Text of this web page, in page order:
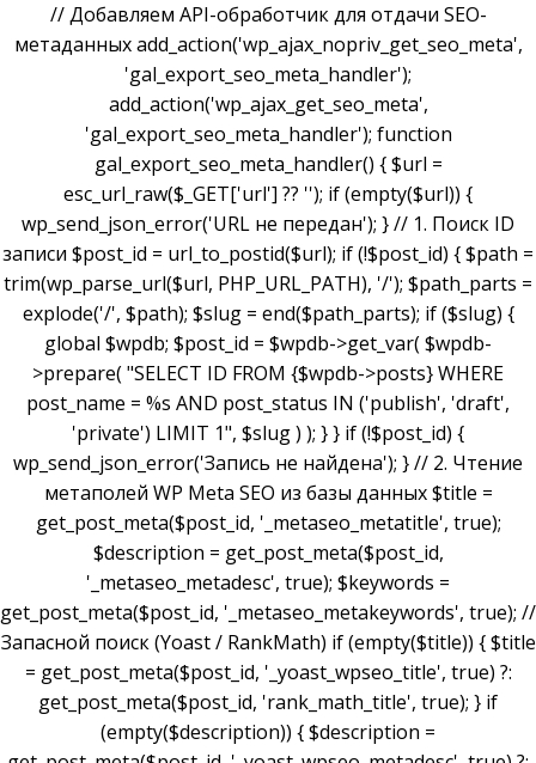
// Добавляем API-обработчик для отдачи SEO-
метаданных add_action('wp_ajax_nopriv_get_seo_meta',
'gal_export_seo_meta_handler');
add_action('wp_ajax_get_seo_meta',
'gal_export_seo_meta_handler'); function
gal_export_seo_meta_handler() { $url =
esc_url_raw($_GET['url'] ?? ''); if (empty($url)) {
wp_send_json_error('URL не передан'); } // 1. Поиск ID
записи $post_id = url_to_postid($url); if (!$post_id) { $path =
trim(wp_parse_url($url, PHP_URL_PATH), '/'); $path_parts =
explode('/', $path); $slug = end($path_parts); if ($slug) {
global $wpdb; $post_id = $wpdb->get_var( $wpdb-
>prepare( "SELECT ID FROM {$wpdb->posts} WHERE
post_name = %s AND post_status IN ('publish', 'draft',
'private') LIMIT 1", $slug ) ); } } if (!$post_id) {
wp_send_json_error('Запись не найдена'); } // 2. Чтение
метаполей WP Meta SEO из базы данных $title =
get_post_meta($post_id, '_metaseo_metatitle', true);
$description = get_post_meta($post_id,
'_metaseo_metadesc', true); $keywords =
get_post_meta($post_id, '_metaseo_metakeywords', true); //
Запасной поиск (Yoast / RankMath) if (empty($title)) { $title
= get_post_meta($post_id, '_yoast_wpseo_title', true) ?:
get_post_meta($post_id, 'rank_math_title', true); } if
(empty($description)) { $description =